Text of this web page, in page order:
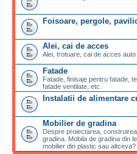
Foisoare, pergole,
Alei, cai de acces
Alei, trotuare, cai de acces auto
Fatade
Fatade, finisaje pentru fatade,
fatade ventilate, etc.
Instalatii de alimentare
Mobilier de gradina
Despre proiectarea,
gradina. Mobila de gradina din
mobilier din plastic sau altceva?